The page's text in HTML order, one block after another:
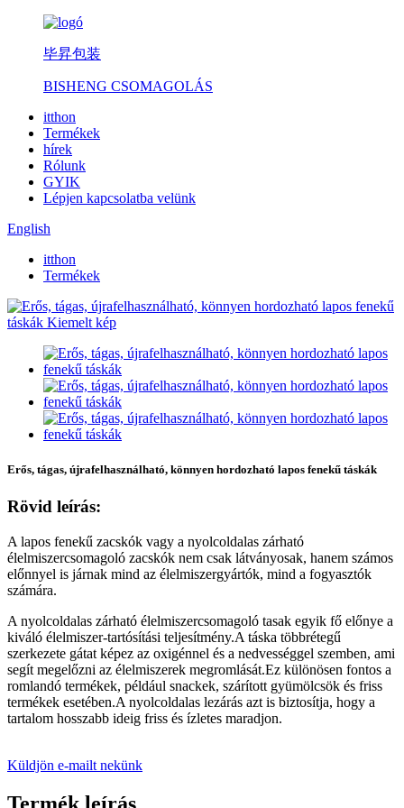
毕昇包装
BISHENG CSOMAGOLÁS
itthon
Termékek
hírek
Rólunk
GYIK
Lépjen kapcsolatba velünk
English
itthon
Termékek
Erős, tágas, újrafelhasználható, könnyen hordozható lapos fenekű táskák
Rövid leírás:
A lapos fenekű zacskók vagy a nyolcoldalas zárható
élelmiszercsomagoló zacskók nem csak látványosak, hanem számos
előnnyel is járnak mind az élelmiszergyártók, mind a fogyasztók
számára.
A nyolcoldalas zárható élelmiszercsomagoló tasak egyik fő előnye a
kiváló élelmiszer-tartósítási teljesítmény.A táska többrétegű
szerkezete gátat képez az oxigénnel és a nedvességgel szemben, ami
segít megelőzni az élelmiszerek megromlását.Ez különösen fontos a
romlandó termékek, például snackek, szárított gyümölcsök és friss
termékek esetében.A nyolcoldalas lezárás azt is biztosítja, hogy a
tartalom hosszabb ideig friss és ízletes maradjon.
Küldjön e-mailt nekünk